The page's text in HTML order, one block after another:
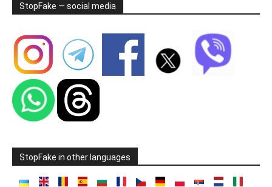
StopFake — social media
StopFake in other languages